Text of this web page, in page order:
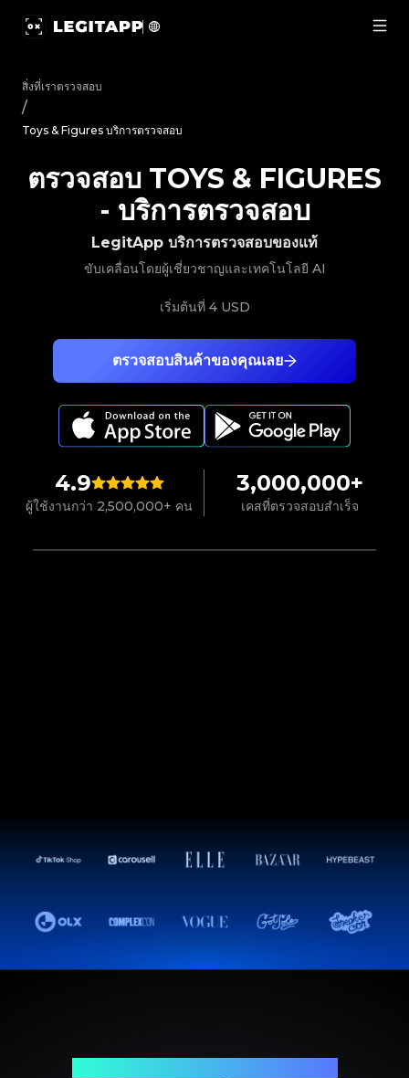
สิ่งที่เราตรวจสอบ
/
Toys & Figures บริการตรวจสอบ
4.9
ผู้ใช้งานกว่า 2,500,000+ คน
3,000,000+
เคสที่ตรวจสอบสำเร็จ
ตรวจสอบสินค้าของคุณเลย
LegitApp บริการตรวจสอบของแท้
ขับเคลื่อนโดยผู้เชี่ยวชาญและเทคโนโลยี AI
เริ่มต้นที่ 4 USD
ตรวจสอบ TOYS & FIGURES
- บริการตรวจสอบ